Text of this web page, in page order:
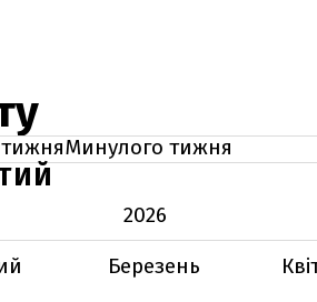
Минулого тижня
2026
Березень